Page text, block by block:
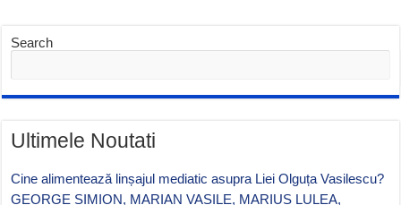
Search
Ultimele Noutati
Cine alimentează linșajul mediatic asupra Liei Olguța Vasilescu?
GEORGE SIMION, MARIAN VASILE, MARIUS LULEA,